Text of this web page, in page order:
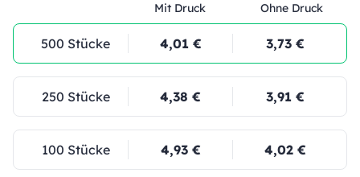
Mit Druck Ohne Druck
500 Stücke 4,01 € 3,73 €
250 Stücke 4,38 € 3,91 €
100 Stücke 4,93 € 4,02 €